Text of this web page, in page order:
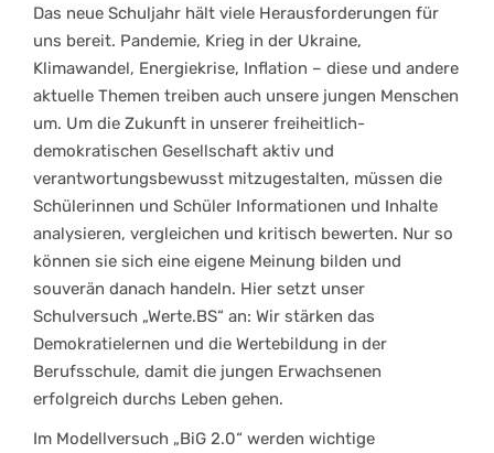
Das neue Schuljahr hält viele Herausforderungen für
uns bereit. Pandemie, Krieg in der Ukraine,
Klimawandel, Energiekrise, Inflation – diese und andere
aktuelle Themen treiben auch unsere jungen Menschen
um. Um die Zukunft in unserer freiheitlich-
demokratischen Gesellschaft aktiv und
verantwortungsbewusst mitzugestalten, müssen die
Schülerinnen und Schüler Informationen und Inhalte
analysieren, vergleichen und kritisch bewerten. Nur so
können sie sich eine eigene Meinung bilden und
souverän danach handeln. Hier setzt unser
Schulversuch „Werte.BS“ an: Wir stärken das
Demokratielernen und die Wertebildung in der
Berufsschule, damit die jungen Erwachsenen
erfolgreich durchs Leben gehen.
Im Modellversuch „BiG 2.0“ werden wichtige